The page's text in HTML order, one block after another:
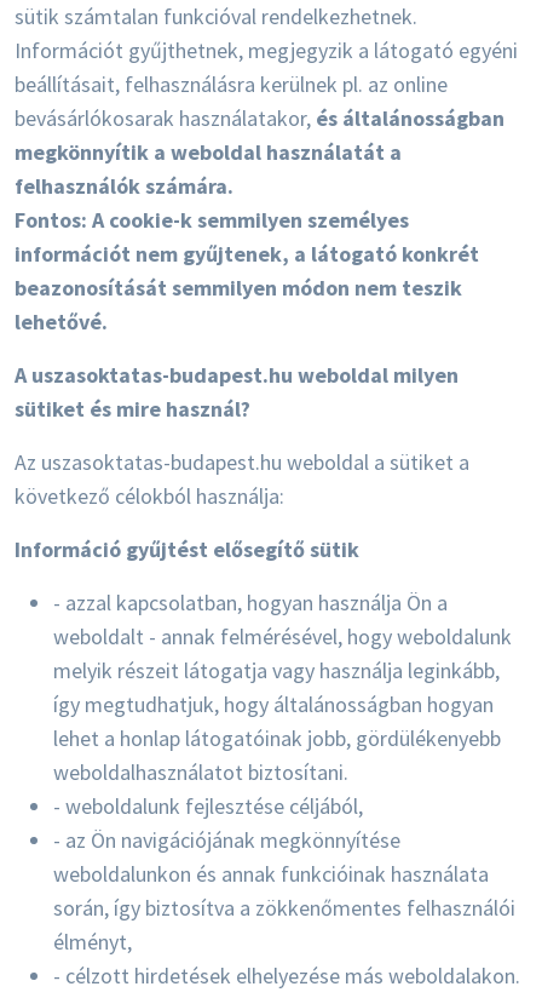
sütik számtalan funkcióval rendelkezhetnek.
Információt gyűjthetnek, megjegyzik a látogató egyéni
beállításait, felhasználásra kerülnek pl. az online
bevásárlókosarak használatakor, és általánosságban
megkönnyítik a weboldal használatát a
felhasználók számára.
Fontos: A cookie-k semmilyen személyes
információt nem gyűjtenek, a látogató konkrét
beazonosítását semmilyen módon nem teszik
lehetővé.
A uszasoktatas-budapest.hu weboldal milyen
sütiket és mire használ?
Az uszasoktatas-budapest.hu weboldal a sütiket a
következő célokból használja:
Információ gyűjtést elősegítő sütik
- azzal kapcsolatban, hogyan használja Ön a
weboldalt - annak felmérésével, hogy weboldalunk
melyik részeit látogatja vagy használja leginkább,
így megtudhatjuk, hogy általánosságban hogyan
lehet a honlap látogatóinak jobb, gördülékenyebb
weboldalhasználatot biztosítani.
- weboldalunk fejlesztése céljából,
- az Ön navigációjának megkönnyítése
weboldalunkon és annak funkcióinak használata
során, így biztosítva a zökkenőmentes felhasználói
élményt,
- célzott hirdetések elhelyezése más weboldalakon.